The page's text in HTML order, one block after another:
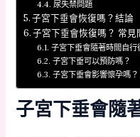
尿失禁問題
子宮下垂會恢復嗎？結論
子宮下垂會恢復嗎？ 常見
子宮下垂會隨著時間自行
子宮下垂可以預防嗎？
子宮下垂會影響懷孕嗎？
子宮下垂會隨